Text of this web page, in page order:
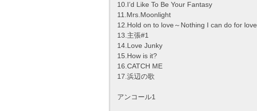
10.I’d Like To Be Your Fantasy
11.Mrs.Moonlight
12.Hold on to love～Nothing I can do for love
13.主張#1
14.Love Junky
15.How is it?
16.CATCH ME
17.浜辺の歌
アンコール1